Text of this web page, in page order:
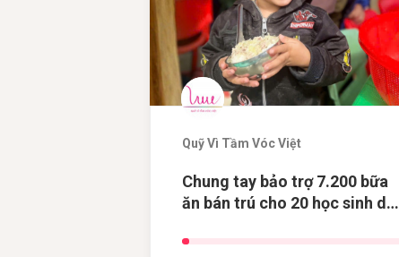
Quỹ Vì Tầm Vóc Việt
Chung tay bảo trợ 7.200 bữa
ăn bán trú cho 20 học sinh dân
Khau Dề, tỉnh Cao Bằng